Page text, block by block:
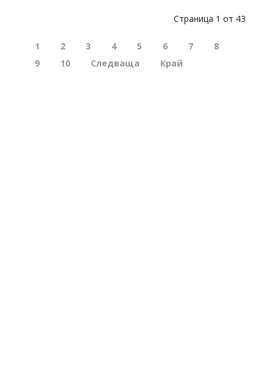
Страница 1 от 43
1 2 3 4 5 6 7
8
9
10 Следваща Край